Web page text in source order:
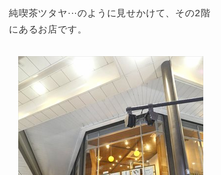
純喫茶ツタヤ···のように見せかけて、その2階
にあるお店です。